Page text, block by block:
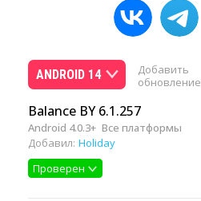
ANDROID 14
Добавить
обновление
Balance BY 6.1.257
Android 4.0.3+ Все платформы
Добавил: Holiday
Проверен